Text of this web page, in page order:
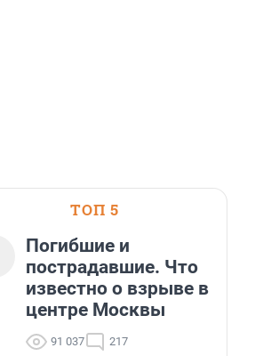
ТОП 5
Погибшие и
пострадавшие. Что
известно о взрыве в
центре Москвы
91 037 217